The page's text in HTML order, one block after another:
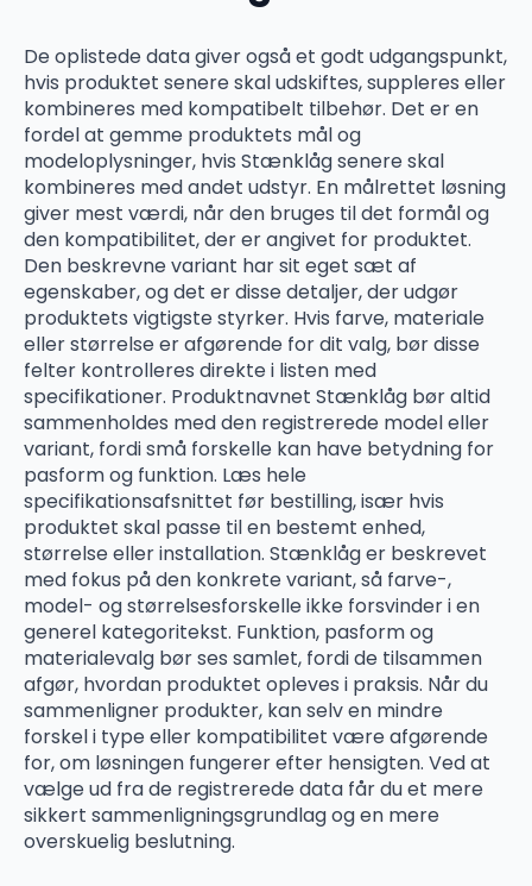
De oplistede data giver også et godt udgangspunkt,
hvis produktet senere skal udskiftes, suppleres eller
kombineres med kompatibelt tilbehør. Det er en
fordel at gemme produktets mål og
modeloplysninger, hvis Stænklåg senere skal
kombineres med andet udstyr. En målrettet løsning
giver mest værdi, når den bruges til det formål og
den kompatibilitet, der er angivet for produktet.
Den beskrevne variant har sit eget sæt af
egenskaber, og det er disse detaljer, der udgør
produktets vigtigste styrker. Hvis farve, materiale
eller størrelse er afgørende for dit valg, bør disse
felter kontrolleres direkte i listen med
specifikationer. Produktnavnet Stænklåg bør altid
sammenholdes med den registrerede model eller
variant, fordi små forskelle kan have betydning for
pasform og funktion. Læs hele
specifikationsafsnittet før bestilling, især hvis
produktet skal passe til en bestemt enhed,
størrelse eller installation. Stænklåg er beskrevet
med fokus på den konkrete variant, så farve-,
model- og størrelsesforskelle ikke forsvinder i en
generel kategoritekst. Funktion, pasform og
materialevalg bør ses samlet, fordi de tilsammen
afgør, hvordan produktet opleves i praksis. Når du
sammenligner produkter, kan selv en mindre
forskel i type eller kompatibilitet være afgørende
for, om løsningen fungerer efter hensigten. Ved at
vælge ud fra de registrerede data får du et mere
sikkert sammenligningsgrundlag og en mere
overskuelig beslutning.